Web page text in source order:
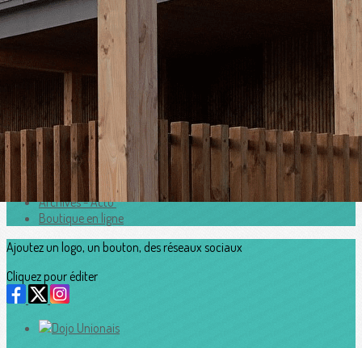
Exporter les lignes sélectionnées
Exporter toutes les colonnes
Exporter uniquement les colonnes affichées
>
Horaires
Adhesion2026_2027
Accès au Dojo
Contacts
Archives - Actu'
Boutique en ligne
Ajoutez un logo, un bouton, des réseaux sociaux
Cliquez pour éditer